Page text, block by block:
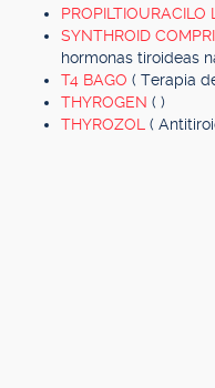
PROPILTIOURACILO
SYNTHROID
hormonas tiroideas
T4 BAGO ( Terapia
THYROGEN ( )
THYROZOL (